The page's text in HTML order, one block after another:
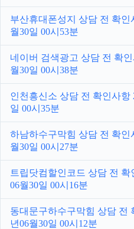
부산휴대폰성지 상담 전 확인
월30일 00시53분
네이버 검색광고 상담 전 확
월30일 00시38분
인천흥신소 상담 전 확인사항
일 00시35분
하남하수구막힘 상담 전 확인
월30일 00시27분
트립닷컴할인코드 상담 전 확
06월30일 00시16분
동대문구하수구막힘 상담 전
년06월30일 00시12분